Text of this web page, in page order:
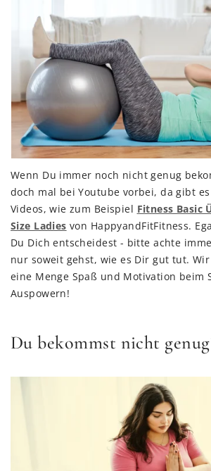
Wenn Du immer noch nicht genug
doch mal bei Youtube vorbei, da gibt
Videos, wie zum Beispiel Fitness Basic
Size Ladies von HappyandFitFitness.
Du Dich entscheidest - bitte achte
nur soweit gehst, wie es Dir gut tut.
eine Menge Spaß und Motivation beim
Auspowern!
Du bekommst nicht